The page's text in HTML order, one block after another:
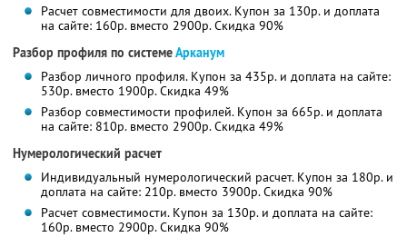
Расчет совместимости для двоих. Купон за 130р. и доплата
на сайте: 160р. вместо 2900р. Скидка 90%
Разбор профиля по системеАрканум
Разбор личного профиля. Купон за 435р. и доплата на сайте:
530р. вместо 1900р. Скидка 49%
Разбор совместимости профилей. Купон за 665р. и доплата
на сайте: 810р. вместо 2900р. Скидка 49%
Нумерологический расчет
Индивидуальный нумерологический расчет. Купон за 180р. и
доплата на сайте: 210р. вместо 3900р. Скидка 90%
Расчет совместимости. Купон за 130р. и доплата на сайте:
160р. вместо 2900р. Скидка 90%